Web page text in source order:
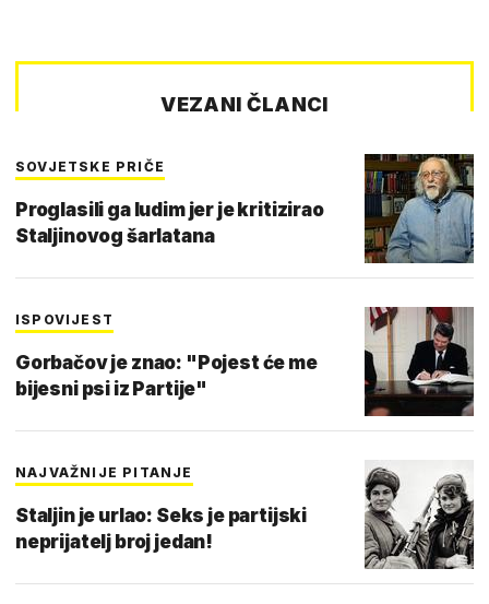
VEZANI ČLANCI
SOVJETSKE PRIČE
Proglasili ga ludim jer je kritizirao
Staljinovog šarlatana
ISPOVIJEST
Gorbačov je znao: "Pojest će me
bijesni psi iz Partije"
NAJVAŽNIJE PITANJE
Staljin je urlao: Seks je partijski
neprijatelj broj jedan!